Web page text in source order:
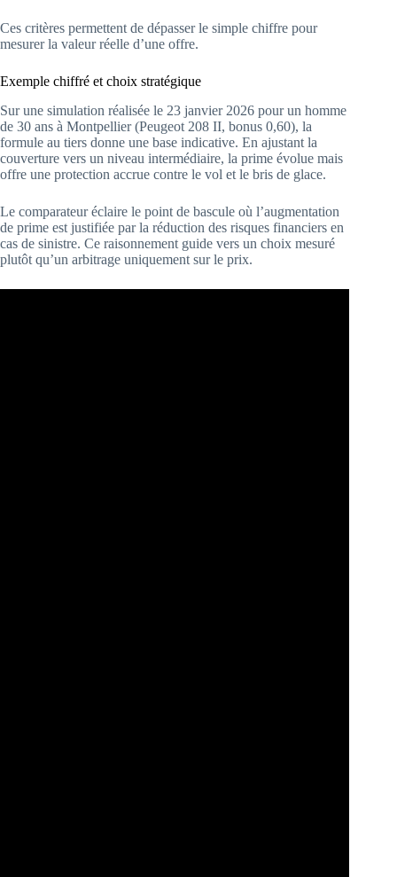
Ces critères permettent de dépasser le simple chiffre pour
mesurer la valeur réelle d’une offre.
Exemple chiffré et choix stratégique
Sur une simulation réalisée le 23 janvier 2026 pour un homme
de 30 ans à Montpellier (Peugeot 208 II, bonus 0,60), la
formule au tiers donne une base indicative. En ajustant la
couverture vers un niveau intermédiaire, la prime évolue mais
offre une protection accrue contre le vol et le bris de glace.
Le comparateur éclaire le point de bascule où l’augmentation
de prime est justifiée par la réduction des risques financiers en
cas de sinistre. Ce raisonnement guide vers un choix mesuré
plutôt qu’un arbitrage uniquement sur le prix.